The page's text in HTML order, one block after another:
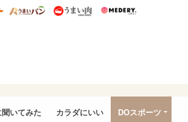
ニー特集
うまいめし うまいパン うまい肉
聞いてみた カラダにいい DOスポーツ